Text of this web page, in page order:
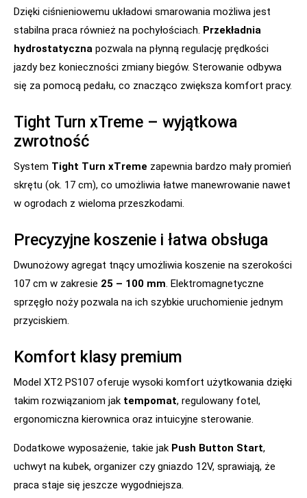
Dzięki ciśnieniowemu układowi smarowania możliwa jest
stabilna praca również na pochyłościach. Przekładnia
hydrostatyczna pozwala na płynną regulację prędkości
jazdy bez konieczności zmiany biegów. Sterowanie odbywa
się za pomocą pedału, co znacząco zwiększa komfort pracy.
Tight Turn xTreme – wyjątkowa
zwrotność
System Tight Turn xTreme zapewnia bardzo mały promień
skrętu (ok. 17 cm), co umożliwia łatwe manewrowanie nawet
w ogrodach z wieloma przeszkodami.
Precyzyjne koszenie i łatwa obsługa
Dwunożowy agregat tnący umożliwia koszenie na szerokości
107 cm w zakresie 25 – 100 mm. Elektromagnetyczne
sprzęgło noży pozwala na ich szybkie uruchomienie jednym
przyciskiem.
Komfort klasy premium
Model XT2 PS107 oferuje wysoki komfort użytkowania dzięki
takim rozwiązaniom jak tempomat, regulowany fotel,
ergonomiczna kierownica oraz intuicyjne sterowanie.
Dodatkowe wyposażenie, takie jak Push Button Start,
uchwyt na kubek, organizer czy gniazdo 12V, sprawiają, że
praca staje się jeszcze wygodniejsza.